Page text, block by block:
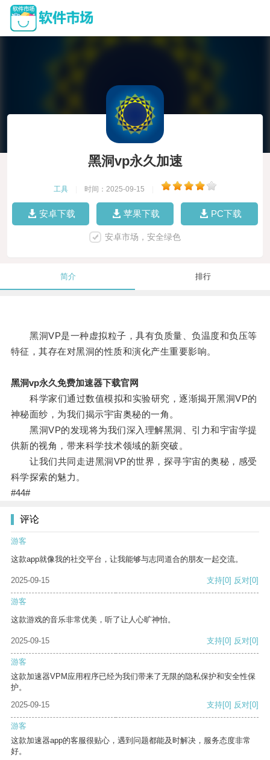
黑洞vp永久加速
工具 时间：2025-09-15
安卓下载 苹果下载 PC下载
安卓市场，安全绿色
简介 排行
黑洞VP是一种虚拟粒子，具有负质量、负温度和负压等
特征，其存在对黑洞的性质和演化产生重要影响。
黑洞vp永久免费加速器下载官网
科学家们通过数值模拟和实验研究，逐渐揭开黑洞VP的
神秘面纱，为我们揭示宇宙奥秘的一角。
黑洞VP的发现将为我们深入理解黑洞、引力和宇宙学提
供新的视角，带来科学技术领域的新突破。
让我们共同走进黑洞VP的世界，探寻宇宙的奥秘，感受
科学探索的魅力。
#44#
评论
游客
这款app就像我的社交平台，让我能够与志同道合的朋友一起交流。
2025-09-15 支持[0] 反对[0]
游客
这款游戏的音乐非常优美，听了让人心旷神怡。
2025-09-15 支持[0] 反对[0]
游客
这款加速器VPM应用程序已经为我们带来了无限的隐私保护和安全性保
护。
2025-09-15
支持[0] 反对[0]
游客
这款加速器app的客服很贴心，遇到问题都能及时解决，服务态度非常
好。